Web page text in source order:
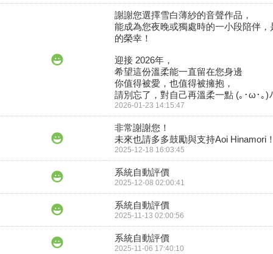
謝謝您選擇雪白薄紗的音聲作品，
能成為您夜晚或獨處時的一小段陪伴，
的榮幸！
迎接 2026年，
希望這份溫柔能一直留在您身邊
你值得被愛，也值得被擁抱，
請別忘了，對自己再溫柔一點 (｡･ω･｡)
2026-01-23 14:15:47
非常謝謝您！
未來也請多多鼓勵與支持Aoi Hinamori
2025-12-18 16:03:45
系統自動評價
2025-12-08 02:00:41
系統自動評價
2025-11-13 02:00:56
系統自動評價
2025-11-06 17:40:10